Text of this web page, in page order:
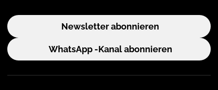
Newsletter abonnieren
WhatsApp -Kanal abonnieren